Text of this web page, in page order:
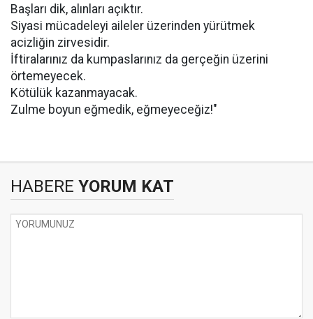
Başları dik, alınları açıktır.
Siyasi mücadeleyi aileler üzerinden yürütmek
acizliğin zirvesidir.
İftiralarınız da kumpaslarınız da gerçeğin üzerini
örtemeyecek.
Kötülük kazanmayacak.
Zulme boyun eğmedik, eğmeyeceğiz!"
HABERE YORUM KAT